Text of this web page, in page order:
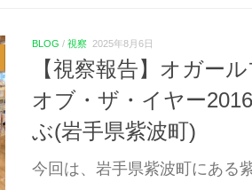
BLOG / 視察 2025年8月6日
【視察報告】オガー
オブ・ザ・イヤー
ぶ(岩手県紫波町)
今回は、岩手県紫波町にある